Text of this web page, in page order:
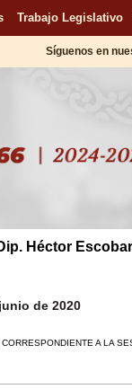
Trabajo Legislativo
Síguenos en
Héctor
de 2020
A LA